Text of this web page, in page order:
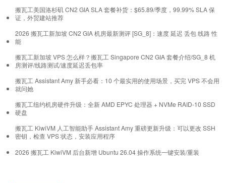
搬瓦工美国洛杉矶 CN2 GIA SLA 套餐补货：$65.89/季度，99.99% SLA 保
证，外贸建站推荐
2026 搬瓦工新加坡 CN2 GIA 机房最新测评 [SG_8]：速度 延迟 丢包 线路 性
能
搬瓦工新加坡 VPS 怎么样？搬瓦工 Singapore CN2 GIA 套餐介绍/SG_8 机
房测评/线路测试/速度延迟丢包率
搬瓦工 Assistant Amy 新手必看：10 个最实用的使用场景，买完 VPS 不会用
就问她
搬瓦工纽约机房硬件升级：全新 AMD EPYC 处理器 + NVMe RAID-10 SSD
硬盘
搬瓦工 KiwiVM 人工智能助手 Assistant Amy 重磅更新升级：可以更改 SSH
密钥，检查 VPS 状态，安装应用程序
2026 搬瓦工 KiwiVM 后台新增 Ubuntu 26.04 操作系统一键安装/重装